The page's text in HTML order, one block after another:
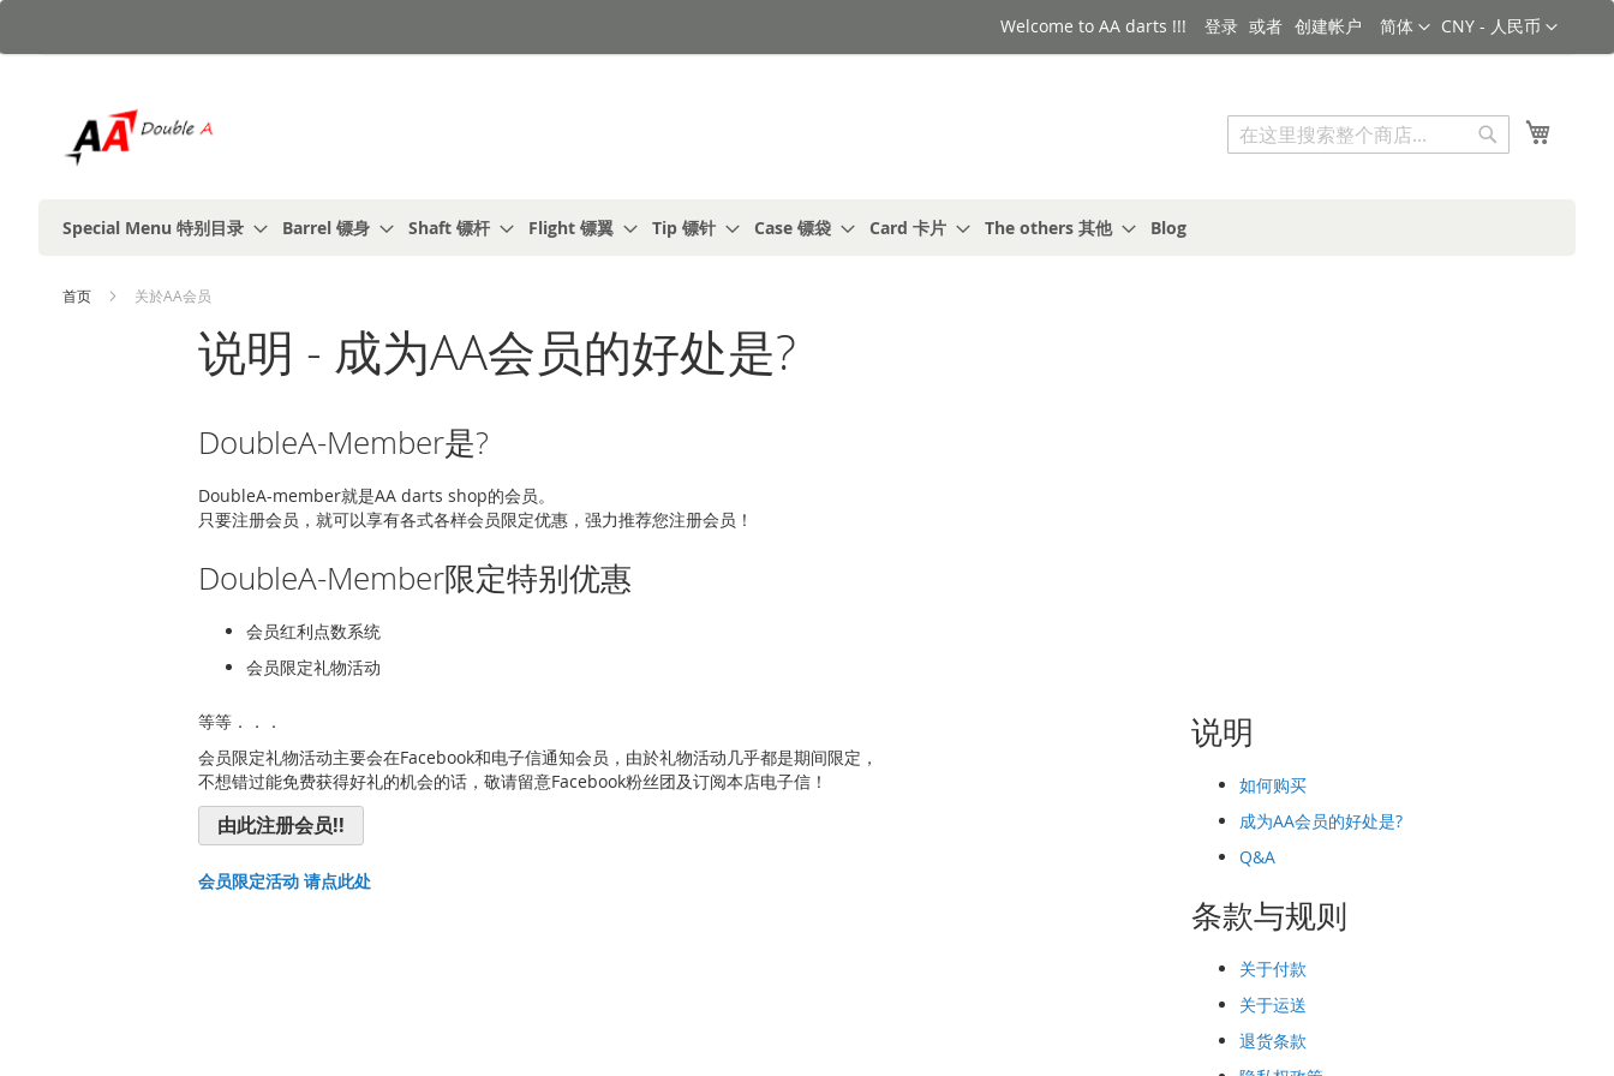
到
货币
CNY - 人民币
语言
简体
Welcome to AA darts !!! 登录 创建帐户
搜索
Special Menu 特别目录
Barrel 镖身 Shaft 镖杆 Flight 镖翼 Tip 镖针 Case 镖袋 Card 卡片 The others 其他 Blog
首页 关於AA会员
说明 - 成为AA会员的好处是?
DoubleA-Member是?
DoubleA-member就是AA darts shop的会员。
只要注册会员，就可以享有各式各样会员限定优惠，强力推荐您注册会员！
DoubleA-Member限定特别优惠
会员红利点数系统
会员限定礼物活动
等等．．．
会员限定礼物活动主要会在Facebook和电子信通知会员，由於礼物活动几乎都是期间限定，
不想错过能免费获得好礼的机会的话，敬请留意Facebook粉丝团及订阅本店电子信！
由此注册会员!!
会员限定活动 请点此处
说明
如何购买
成为AA会员的好处是?
Q&A
条款与规则
关于付款
关于运送
退货条款